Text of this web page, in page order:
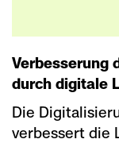
Verbesserung
durch digitale
Die
verbessert die